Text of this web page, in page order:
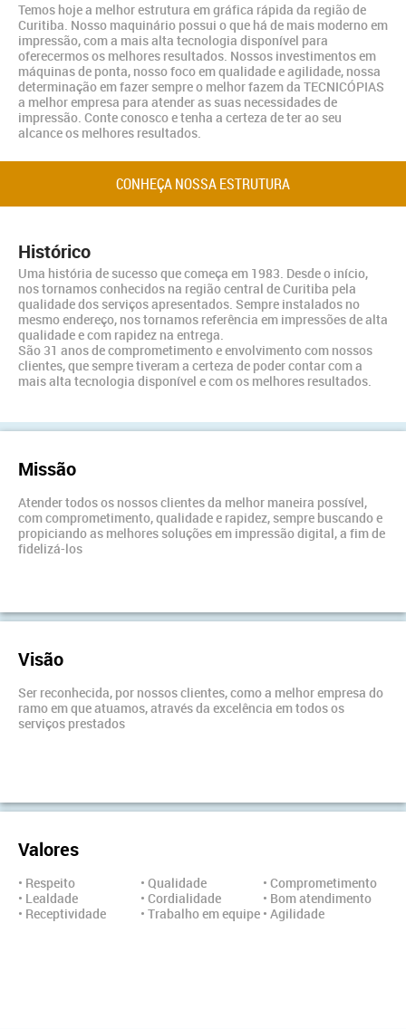
Temos hoje a melhor estrutura em gráfica rápida da região de
Curitiba. Nosso maquinário possui o que há de mais moderno em
impressão, com a mais alta tecnologia disponível para
oferecermos os melhores resultados. Nossos investimentos em
máquinas de ponta, nosso foco em qualidade e agilidade, nossa
determinação em fazer sempre o melhor fazem da TECNICÓPIAS
a melhor empresa para atender as suas necessidades de
impressão. Conte conosco e tenha a certeza de ter ao seu
alcance os melhores resultados.
CONHEÇA NOSSA ESTRUTURA
Histórico
Uma história de sucesso que começa em 1983. Desde o início,
nos tornamos conhecidos na região central de Curitiba pela
qualidade dos serviços apresentados. Sempre instalados no
mesmo endereço, nos tornamos referência em impressões de alta
qualidade e com rapidez na entrega.
São 31 anos de comprometimento e envolvimento com nossos
clientes, que sempre tiveram a certeza de poder contar com a
mais alta tecnologia disponível e com os melhores resultados.
Missão
Atender todos os nossos clientes da melhor maneira possível,
com comprometimento, qualidade e rapidez, sempre buscando e
propiciando as melhores soluções em impressão digital, a fim de
fidelizá-los
Visão
Ser reconhecida, por nossos clientes, como a melhor empresa do
ramo em que atuamos, através da excelência em todos os
serviços prestados
Valores
• Respeito • Qualidade
• Comprometimento
• Lealdade
• Cordialidade
• Bom atendimento
• Receptividade
• Trabalho em equipe • Agilidade